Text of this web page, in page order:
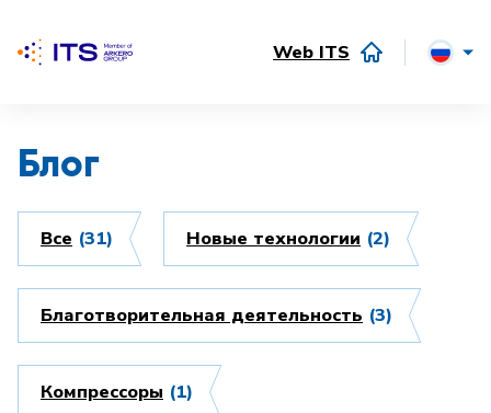
Web ITS
Блог
Все (31) Hовые технологии (2)
Благотворительная деятельность (3)
Компрессоры (1)